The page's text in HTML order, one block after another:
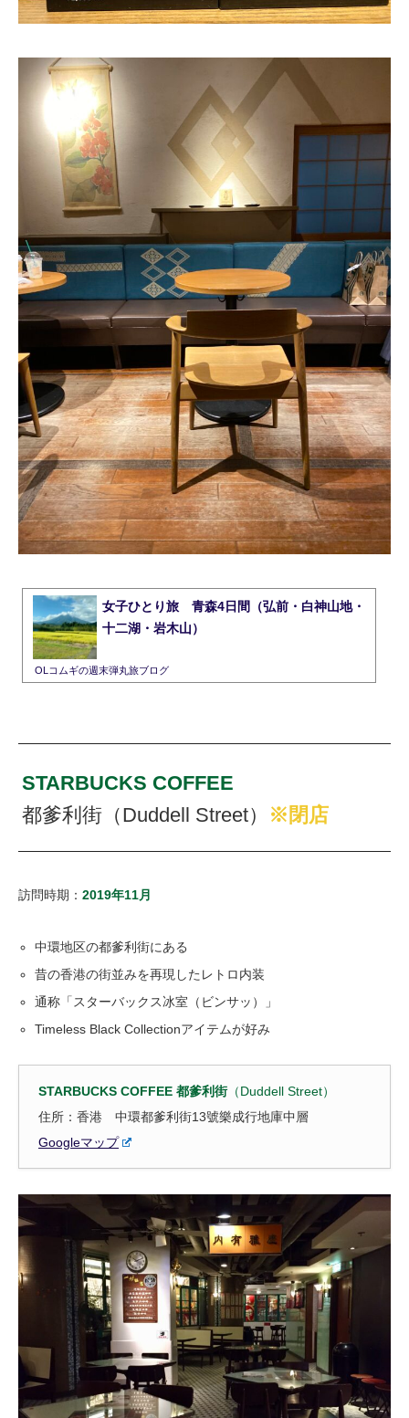
女子ひとり旅 青森4日間（弘前・白神山地・
十二湖・岩木山）
OLコムギの週末弾丸旅ブログ
STARBUCKS COFFEE
都爹利街（Duddell Street）
※閉店
訪問時期： 2019年11月
中環地区の都爹利街にある
昔の香港の街並みを再現したレトロ内装
通称「スターバックス冰室（ビンサッ）」
Timeless Black Collectionアイテムが好み
STARBUCKS COFFEE 都爹利街（Duddell Street）
住所：香港 中環都爹利街13號樂成行地庫中層
Googleマップ